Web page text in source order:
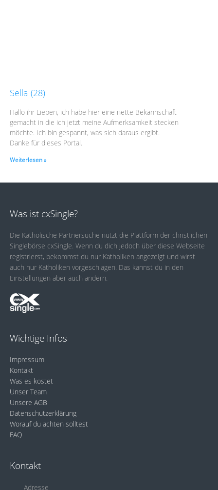
Sella (28)
Hallo ihr Lieben, ich habe hier eine nette Bekannschaft
gemacht in die ich jetzt meine Aufmerksamkeit stecken
möchte. Ich bin gespannt, was sich daraus ergibt.
Danke für dieses Portal.
Weiterlesen »
Was ist cxSingle?
Die Katholische Partnersuche nutzt die Plattform der christlichen
Singlebörse cxSingle. Wenn du dich jedoch über diese Webseite
registrierst, bekommst du nur Katholiken angezeigt und wirst
auch nur Katholiken vorgeschlagen. Das kannst du in den
Einstellungen aber auch ändern.
Wichtige Infos
Impressum
Kontakt
Was es kostet
Unser Team
Unsere AGB
Datenschutzerklärung
Worauf du achten solltest
FAQ
Kontakt
Adresse